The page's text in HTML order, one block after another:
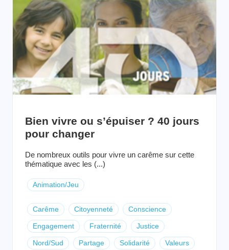
Bien vivre ou s’épuiser ? 40 jours
pour changer
De nombreux outils pour vivre un carême sur cette
thématique avec les (...)
Animation/Jeu
Carême Citoyenneté Conscience
Engagement Fraternité Justice
Nord/Sud Partage Solidarité Valeurs